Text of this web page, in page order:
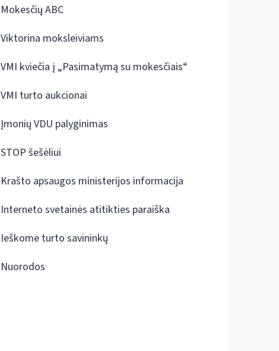
Mokesčių ABC
Viktorina moksleiviams
VMI kviečia į „Pasimatymą su mokesčiais“
VMI turto aukcionai
Įmonių VDU palyginimas
STOP šešėliui
Krašto apsaugos ministerijos informacija
Interneto svetainės atitikties paraiška
Ieškome turto savininkų
Nuorodos